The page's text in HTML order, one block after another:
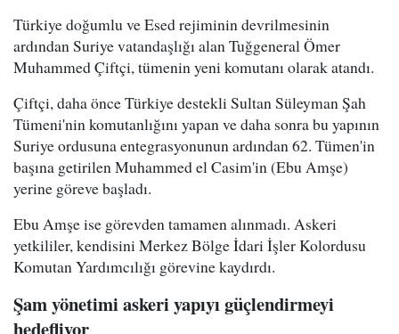
Türkiye doğumlu ve Esed rejiminin devrilmesinin
ardından Suriye vatandaşlığı alan Tuğgeneral Ömer
Muhammed Çiftçi, tümenin yeni komutanı olarak atandı.
Çiftçi, daha önce Türkiye destekli Sultan Süleyman Şah
Tümeni'nin komutanlığını yapan ve daha sonra bu yapının
Suriye ordusuna entegrasyonunun ardından 62. Tümen'in
başına getirilen Muhammed el Casim'in (Ebu Amşe)
yerine göreve başladı.
Ebu Amşe ise görevden tamamen alınmadı. Askeri
yetkililer, kendisini Merkez Bölge İdari İşler Kolordusu
Komutan Yardımcılığı görevine kaydırdı.
Şam yönetimi askeri yapıyı güçlendirmeyi
hedefliyor